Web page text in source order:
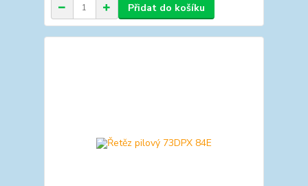
Přidat do košíku